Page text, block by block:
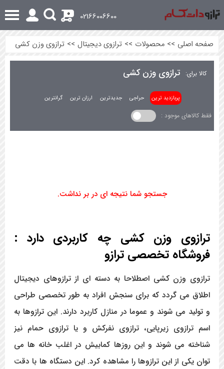
02166006600
0
صفحه اصلی >> محصولات >> ترازوی دیجیتال >> ترازوی وزن کشی
کالا برای: ترازوی وزن کشی
پربازدید ترین حراجی جدیدترین ارزان ترین گرانترین
فقط کالاهای موجود :
جستجو شما نتیجه ای در بر نداشت.
ترازوی وزن کشی چه کاربردی دارد :
فروشگاه تخصصی ترازو
ترازوی وزن کشی اصطلاحا به دسته ای از ترازوهای دیجیتال
اطلاق می گردد که برای سنجش افراد به طور تخصصی طراحی
و تولید می شوند و عموما در منازل کاربرد دارند. این ترازوها به
اسم ترازوی زیرپایی، ترازوی نفرکش و یا ترازوی حمام نیز
شناخته می شوند و این روزها کمابیش در اغلب خانه ها می
توان یکی از این ترازوها را مشاهده کرد. این دستگاه ها با دقت